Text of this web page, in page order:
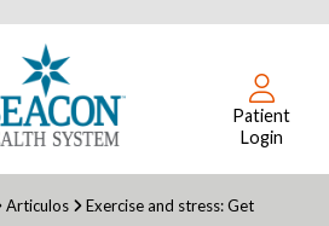
Patient
Login
Articulos
Exercise and stress: Get